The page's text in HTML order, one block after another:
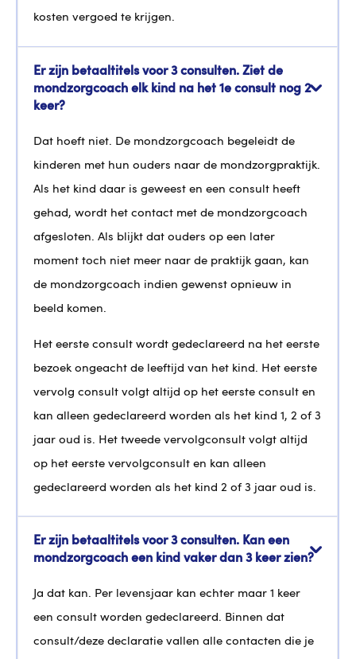
kosten vergoed te krijgen.
Er zijn betaaltitels voor 3 consulten. Ziet de
mondzorgcoach elk kind na het 1e consult nog 2
keer?
Dat hoeft niet. De mondzorgcoach begeleidt de
kinderen met hun ouders naar de mondzorgpraktijk.
Als het kind daar is geweest en een consult heeft
gehad, wordt het contact met de mondzorgcoach
afgesloten. Als blijkt dat ouders op een later
moment toch niet meer naar de praktijk gaan, kan
de mondzorgcoach indien gewenst opnieuw in
beeld komen.
Het eerste consult wordt gedeclareerd na het eerste
bezoek ongeacht de leeftijd van het kind. Het eerste
vervolg consult volgt altijd op het eerste consult en
kan alleen gedeclareerd worden als het kind 1, 2 of 3
jaar oud is. Het tweede vervolgconsult volgt altijd
op het eerste vervolgconsult en kan alleen
gedeclareerd worden als het kind 2 of 3 jaar oud is.
Er zijn betaaltitels voor 3 consulten. Kan een
mondzorgcoach een kind vaker dan 3 keer zien?
Ja dat kan. Per levensjaar kan echter maar 1 keer
een consult worden gedeclareerd. Binnen dat
consult/deze declaratie vallen alle contacten die je